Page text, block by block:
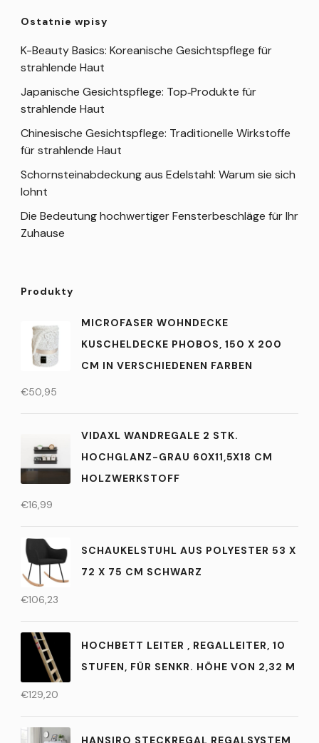
Ostatnie wpisy
K-Beauty Basics: Koreanische Gesichtspflege für
strahlende Haut
Japanische Gesichtspflege: Top‑Produkte für
strahlende Haut
Chinesische Gesichtspflege: Traditionelle Wirkstoffe
für strahlende Haut
Schornsteinabdeckung aus Edelstahl: Warum sie sich
lohnt
Die Bedeutung hochwertiger Fensterbeschläge für Ihr
Zuhause
Produkty
MICROFASER WOHNDECKE
KUSCHELDECKE PHOBOS, 150 X 200
CM IN VERSCHIEDENEN FARBEN
€50,95
VIDAXL WANDREGALE 2 STK.
HOCHGLANZ-GRAU 60X11,5X18 CM
HOLZWERKSTOFF
€16,99
SCHAUKELSTUHL AUS POLYESTER 53 X
72 X 75 CM SCHWARZ
€106,23
HOCHBETT LEITER , REGALLEITER, 10
STUFEN, FÜR SENKR. HÖHE VON 2,32 M
€129,20
HANSIRO STECKREGAL REGALSYSTEM